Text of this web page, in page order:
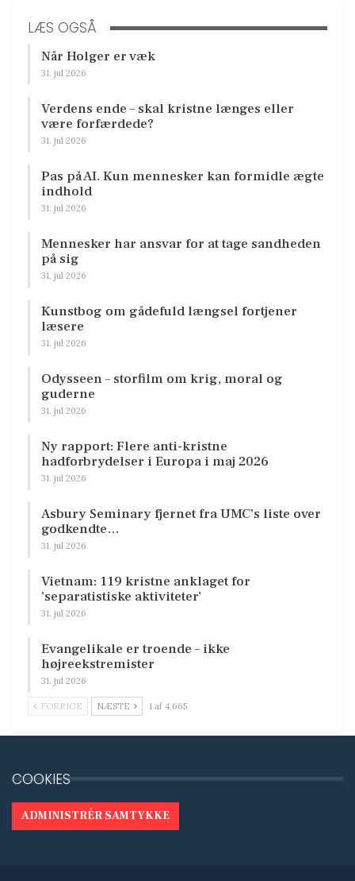
LÆS OGSÅ
Når Holger er væk
31. jul 2026
Verdens ende – skal kristne længes eller
være forfærdede?
31. jul 2026
Pas på AI. Kun mennesker kan formidle ægte
indhold
31. jul 2026
Mennesker har ansvar for at tage sandheden
på sig
31. jul 2026
Kunstbog om gådefuld længsel fortjener
læsere
31. jul 2026
Odysseen – storfilm om krig, moral og
guderne
31. jul 2026
Ny rapport: Flere anti-kristne
hadforbrydelser i Europa i maj 2026
31. jul 2026
Asbury Seminary fjernet fra UMC’s liste over
godkendte…
31. jul 2026
Vietnam: 119 kristne anklaget for
’separatistiske aktiviteter’
31. jul 2026
Evangelikale er troende – ikke
højreekstremister
31. jul 2026
FORRIGE NÆSTE 1 af 4.665
COOKIES
ADMINISTRÉR SAMTYKKE